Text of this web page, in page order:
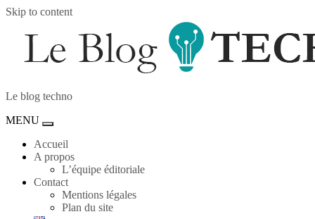
Skip to content
Le blog techno
MENU
Toggle
navigation
Accueil
A propos
L’équipe éditoriale
Contact
Mentions légales
Plan du site